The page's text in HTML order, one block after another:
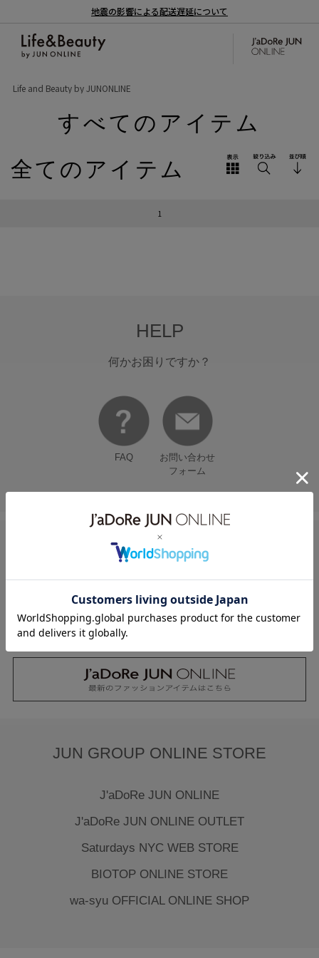
地震の影響による配送遅延について
Life and Beauty by JUNONLINE
すべてのアイテム
全てのアイテム
1
HELP
何かお困りですか？
FAQ
お問い合わせ
フォーム
FOLLOW US ON
JUN GROUP ONLINE STORE
J'aDoRe JUN ONLINE
J'aDoRe JUN ONLINE OUTLET
Saturdays NYC WEB STORE
BIOTOP ONLINE STORE
wa-syu OFFICIAL ONLINE SHOP